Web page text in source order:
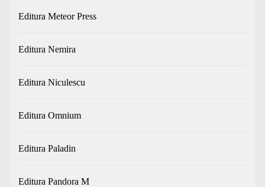
Editura Meteor Press
Editura Nemira
Editura Niculescu
Editura Omnium
Editura Paladin
Editura Pandora M